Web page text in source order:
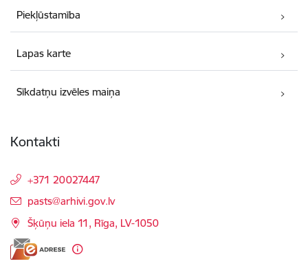
Piekļūstamība
Lapas karte
Sīkdatņu izvēles maiņa
Kontakti
+371 20027447
E-pasts:
pasts@arhivi.gov.lv
Šķūņu iela 11, Rīga, LV-1050